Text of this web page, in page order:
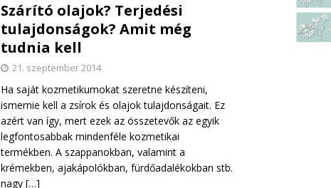
Szárító olajok? Terjedési
tulajdonságok? Amit még
tudnia kell
21. szeptember 2014
Ha saját kozmetikumokat szeretne készíteni,
ismernie kell a zsírok és olajok tulajdonságait. Ez
azért van így, mert ezek az összetevők az egyik
legfontosabbak mindenféle kozmetikai
termékben. A szappanokban, valamint a
krémekben, ajakápolókban, fürdőadalékokban stb.
nagy […]